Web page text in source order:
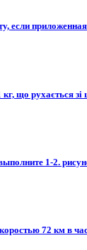
если
що рухається
1-2.
72 км в